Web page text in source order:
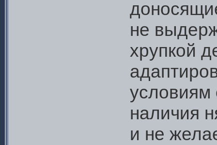
не
хрупкой
условиям
наличия
и не